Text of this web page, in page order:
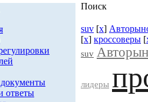
ответы
Поиск
suv [x]
[x] кроссоверы [
suv
лидеры